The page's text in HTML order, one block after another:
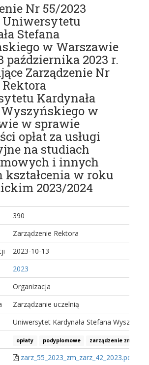
Nr 55/2023
Uniwersytetu
Stefana
w Warszawie
października 2023 r.
Zarządzenie Nr
Kardynała
w
w sprawie
opłat za usługi
na studiach
i innych
kształcenia w roku
2023/2024
390
Zarządzenie Rektora
2023-10-13
2023
Organizacja
Zarządzanie uczelnią
Uniwersytet Kardynała Stefana
opłaty podyplomowe zarządzenie
zarz_55_2023_zm_zarz_42_2023.pdf